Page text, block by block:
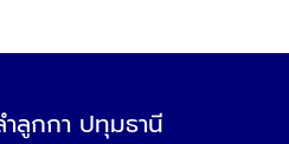
ลูกกา ปทุมธานี